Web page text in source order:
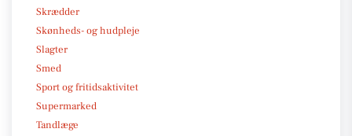
Skrædder
Skønheds- og hudpleje
Slagter
Smed
Sport og fritidsaktivitet
Supermarked
Tandlæge